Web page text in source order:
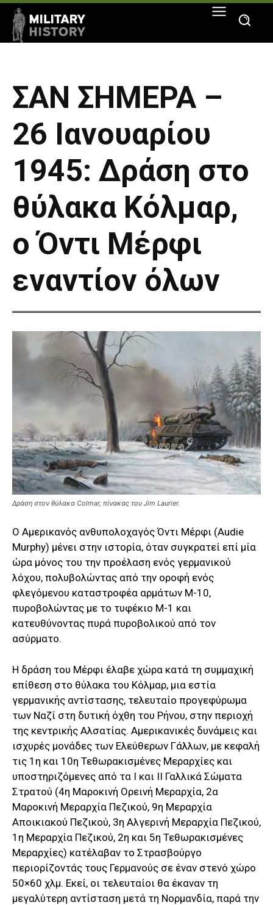
ΣΑΝ ΣΗΜΕΡΑ –
26 Ιανουαρίου
1945: Δράση στο
θύλακα Κόλμαρ,
ο Όντι Μέρφι
εναντίον όλων
Δράση στον θύλακα Colmar, πίνακας του Jim Laurier.
Ο Αμερικανός ανθυπολοχαγός Όντι Μέρφι (Audie
Murphy) μένει στην ιστορία, όταν συγκρατεί επί μία
ώρα μόνος του την προέλαση ενός γερμανικού
λόχου, πολυβολώντας από την οροφή ενός
φλεγόμενου καταστροφέα αρμάτων Μ-10,
πυροβολώντας με το τυφέκιο Μ-1 και
κατευθύνοντας πυρά πυροβολικού από τον
ασύρματο.
Η δράση του Μέρφι έλαβε χώρα κατά τη συμμαχική
επίθεση στο θύλακα του Κόλμαρ, μια εστία
γερμανικής αντίστασης, τελευταίο προγεφύρωμα
των Ναζί στη δυτική όχθη του Ρήνου, στην περιοχή
της κεντρικής Αλσατίας. Αμερικανικές δυνάμεις και
ισχυρές μονάδες των Ελεύθερων Γάλλων, με κεφαλή
τις 1η και 10η Τεθωρακισμένες Μεραρχίες και
υποστηριζόμενες από τα Ι και ΙΙ Γαλλικά Σώματα
Στρατού (4η Μαροκινή Ορεινή Μεραρχία, 2α
Μαροκινή Μεραρχία Πεζικού, 9η Μεραρχία
Αποικιακού Πεζικού, 3η Αλγερινή Μεραρχία Πεζικού,
1η Μεραρχία Πεζικού, 2η και 5η Τεθωρακισμένες
Μεραρχίες) κατέλαβαν το Στρασβούργο
περιορίζοντάς τους Γερμανούς σε έναν στενό χώρο
50×60 χλμ. Εκεί, οι τελευταίοι θα έκαναν τη
μεγαλύτερη αντίσταση μετά τη Νορμανδία, παρά την